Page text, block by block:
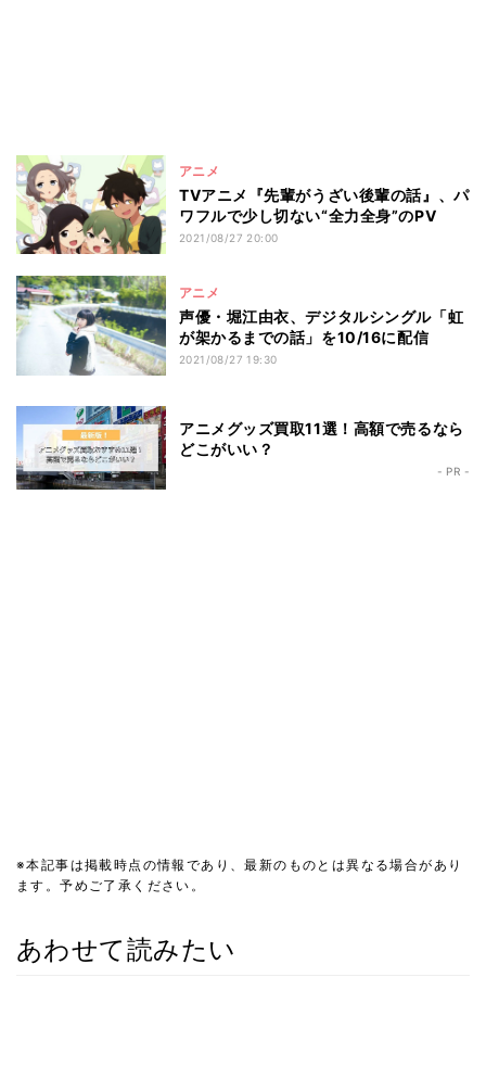
アニメ
TVアニメ『先輩がうざい後輩の話』、パ
ワフルで少し切ない“全力全身”のPV
2021/08/27 20:00
アニメ
声優・堀江由衣、デジタルシングル「虹
が架かるまでの話」を10/16に配信
2021/08/27 19:30
アニメグッズ買取11選！高額で売るなら
どこがいい？
- PR -
※本記事は掲載時点の情報であり、最新のものとは異なる場合があり
ます。予めご了承ください。
あわせて読みたい